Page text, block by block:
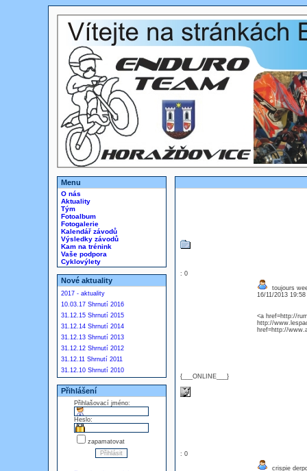
Menu
O nás
Aktuality
Tým
Fotoalbum
Fotogalerie
Kalendář závodů
Výsledky závodů
Kam na trénink
Vaše podpora
Cyklovýlety
Nové aktuality
2017 - aktuality
10.03.17 Shrnutí 2016
31.12.15 Shrnutí 2015
31.12.14 Shrnutí 2014
31.12.13 Shrnutí 2013
31.12.12 Shrnutí 2012
31.12.11 Shrnutí 2011
31.12.10 Shrnutí 2010
Přihlášení
Přihlašovací jméno:
Heslo:
zapamatovat
: 0
{___ONLINE___}
toujours
16/11/2013
<a href=http://
http://
href=http://
: 0
crispie